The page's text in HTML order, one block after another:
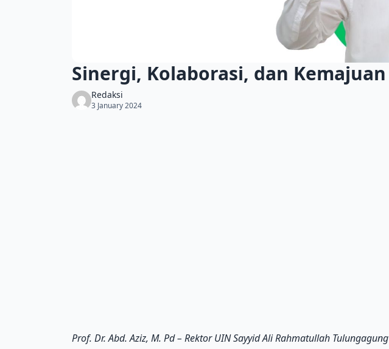
Sinergi, Kolaborasi, dan Kemajuan
Redaksi
3 January 2024
Prof. Dr. Abd. Aziz, M. Pd – Rektor UIN Sayyid Ali Rahmatullah Tulungagung